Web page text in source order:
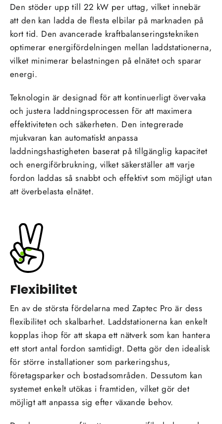
Den stöder upp till 22 kW per uttag, vilket innebär
att den kan ladda de flesta elbilar på marknaden på
kort tid. Den avancerade kraftbalanseringstekniken
optimerar energifördelningen mellan laddstationerna,
vilket minimerar belastningen på elnätet och sparar
energi.
Teknologin är designad för att kontinuerligt övervaka
och justera laddningsprocessen för att maximera
effektiviteten och säkerheten. Den integrerade
mjukvaran kan automatiskt anpassa
laddningshastigheten baserat på tillgänglig kapacitet
och energiförbrukning, vilket säkerställer att varje
fordon laddas så snabbt och effektivt som möjligt utan
att överbelasta elnätet.
Flexibilitet
En av de största fördelarna med Zaptec Pro är dess
flexibilitet och skalbarhet. Laddstationerna kan enkelt
kopplas ihop för att skapa ett nätverk som kan hantera
ett stort antal fordon samtidigt. Detta gör den idealisk
för större installationer som parkeringshus,
företagsparker och bostadsområden. Dessutom kan
systemet enkelt utökas i framtiden, vilket gör det
möjligt att anpassa sig efter växande behov.